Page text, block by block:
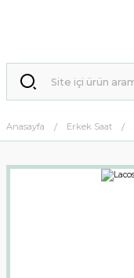
Anasayfa Erkek Saat